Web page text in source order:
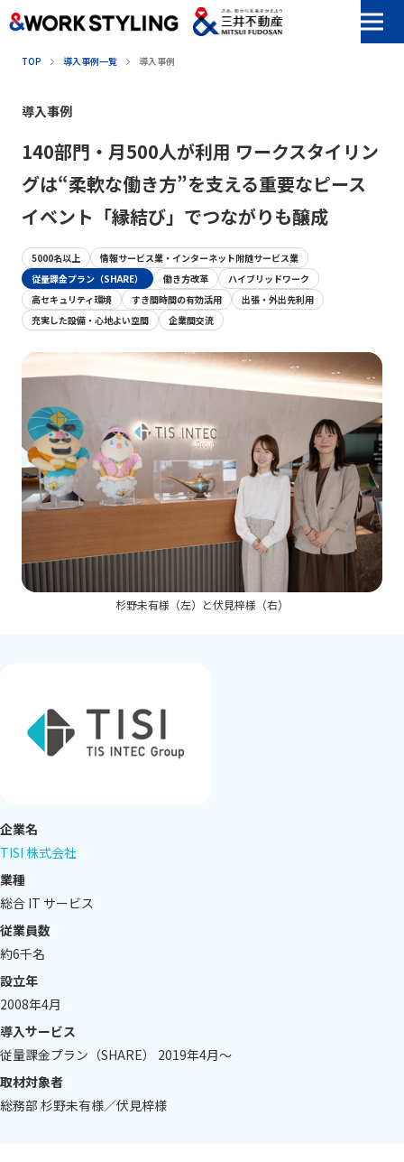
本文へ移動
TOP 導入事例一覧 導入事例
導入事例
140部門・月500人が利用 ワークスタイリン
グは“柔軟な働き方”を支える重要なピース
イベント「縁結び」でつながりも醸成
5000名以上
情報サービス業・インターネット附随サービス業
従量課金プラン（SHARE）
働き方改革
ハイブリッドワーク
高セキュリティ環境
すき間時間の有効活用
出張・外出先利用
充実した設備・心地よい空間
企業間交流
杉野未有様（左）と伏⾒梓様（右）
企業名
TISI 株式会社
業種
総合 IT サービス
従業員数
約6千名
設立年
2008年4⽉
導入サービス
従量課⾦プラン（SHARE） 2019年4⽉〜
取材対象者
総務部 杉野未有様／伏⾒梓様